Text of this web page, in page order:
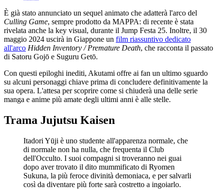
È già stato annunciato un sequel animato che adatterà l'arco del
Culling Game, sempre prodotto da MAPPA: di recente è stata
rivelata anche la key visual, durante il Jump Festa 25. Inoltre, il 30
maggio 2024 uscirà in Giappone un film riassuntivo dedicato
all'arco Hidden Inventory / Premature Death, che racconta il passato
di Satoru Gojō e Suguru Getō.
Con questi epiloghi inediti, Akutami offre ai fan un ultimo sguardo
su alcuni personaggi chiave prima di concludere definitivamente la
sua opera. L'attesa per scoprire come si chiuderà una delle serie
manga e anime più amate degli ultimi anni è alle stelle.
Trama Jujutsu Kaisen
Itadori Yūji è uno studente all'apparenza normale, che
di normale non ha nulla, che frequenta il Club
dell'Occulto. I suoi compagni si troveranno nei guai
dopo aver trovato il dito mummificato di Ryomen
Sukuna, la più feroce divinità demoniaca, e per salvarli
così da diventare più forte sarà costretto a ingoiarlo.